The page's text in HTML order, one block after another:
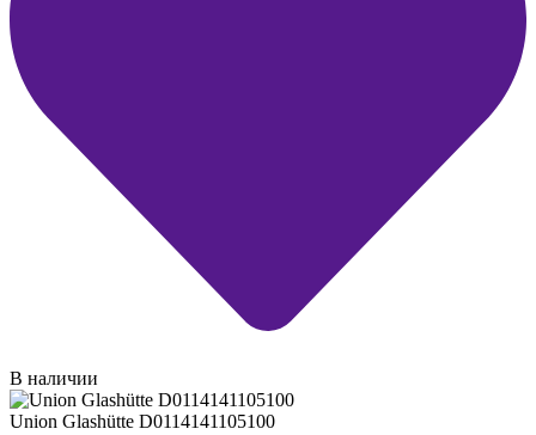
В наличии
Union Glashütte D0114141105100